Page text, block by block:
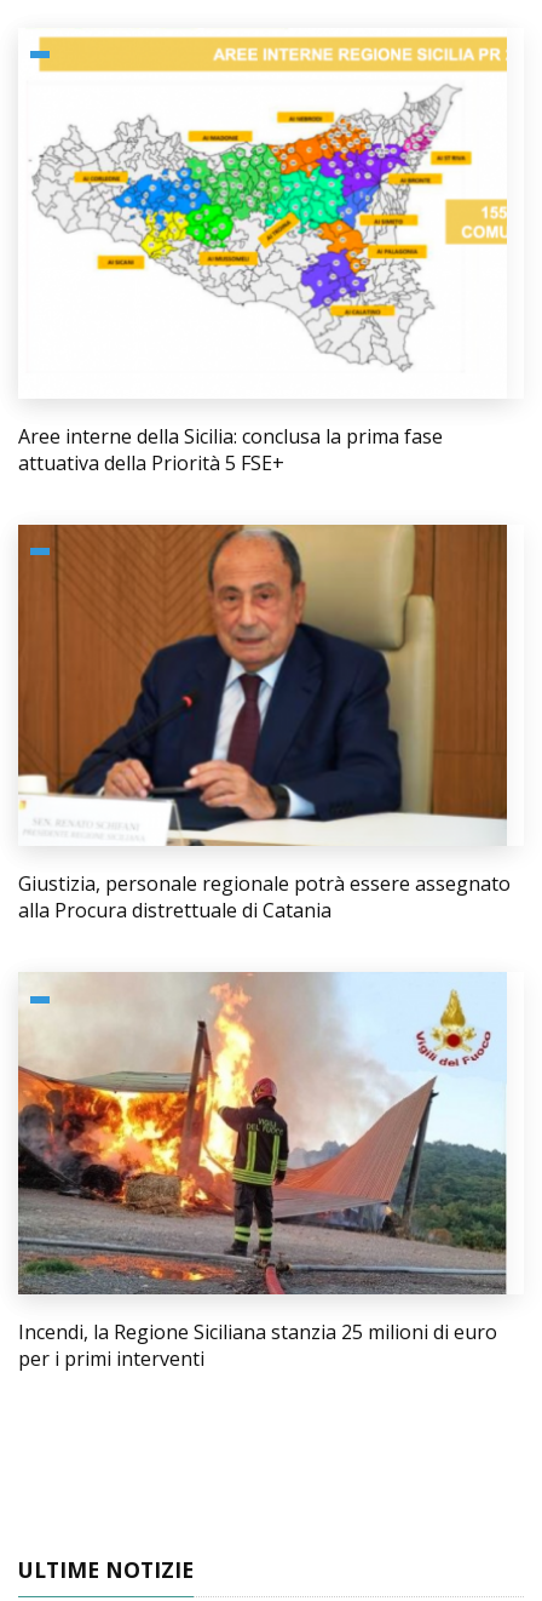
Aree interne della Sicilia: conclusa la prima fase
attuativa della Priorità 5 FSE+
Giustizia, personale regionale potrà essere assegnato
alla Procura distrettuale di Catania
Incendi, la Regione Siciliana stanzia 25 milioni di euro
per i primi interventi
ULTIME NOTIZIE